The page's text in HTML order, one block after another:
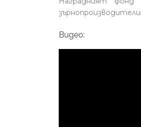
Видео: